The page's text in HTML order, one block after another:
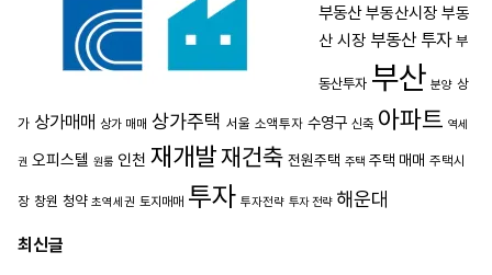
부동산 부동산시장 부동
산 시장 부동산 투자 부
동산투자 부산 분양 상
가 상가매매 상가 매매 상가주택 서울 소액투자 수영구 신축 아파트 역세
권 오피스텔 원룸 인천 재개발재건축 전원주택 주택 주택 매매 주택시
장 창원 청약 초역세권 토지매매 투자 투자전략 투자 전략 해운대
최신글